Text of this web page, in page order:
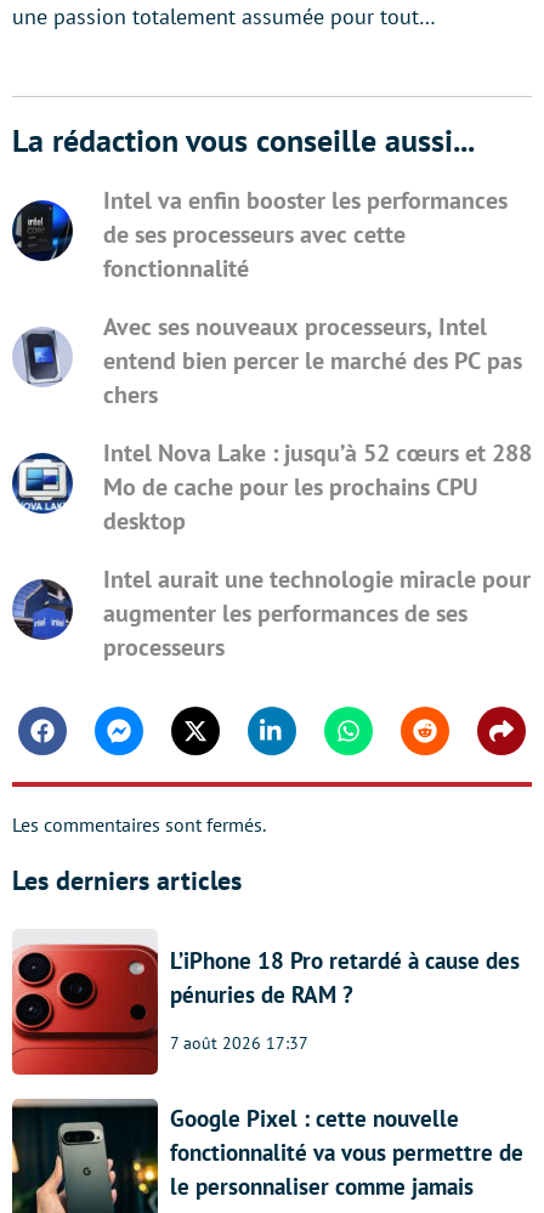
une passion totalement assumée pour tout…
La rédaction vous conseille aussi...
Intel va enfin booster les performances
de ses processeurs avec cette
fonctionnalité
Avec ses nouveaux processeurs, Intel
entend bien percer le marché des PC pas
chers
Intel Nova Lake : jusqu’à 52 cœurs et 288
Mo de cache pour les prochains CPU
desktop
Intel aurait une technologie miracle pour
augmenter les performances de ses
processeurs
FacebookMessengerTwitter Linkedin WhatsappReddit
Les commentaires sont fermés.
Les derniers articles
L’iPhone 18 Pro retardé à cause des
pénuries de RAM ?
7 août 2026 17:37
Google Pixel : cette nouvelle
fonctionnalité va vous permettre de
le personnaliser comme jamais